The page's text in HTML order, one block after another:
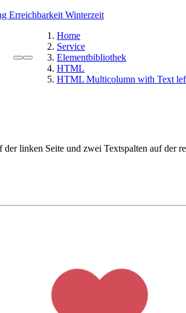
Erreichbarkeit Winterzeit
Home
Service
Elementbibliothek
HTML
HTML Multicolumn with Text
linken Seite und zwei Textspalten auf der